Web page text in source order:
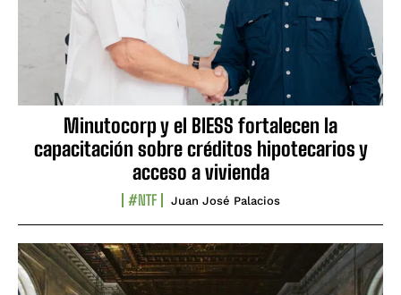
Minutocorp y el BIESS fortalecen la
capacitación sobre créditos hipotecarios y
acceso a vivienda
#NTF Juan José Palacios